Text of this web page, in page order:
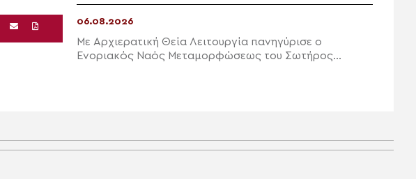
06.08.2026
Με Αρχιερατική Θεία Λειτουργία πανηγύρισε ο
Ενοριακός Ναός Μεταμορφώσεως του Σωτήρος